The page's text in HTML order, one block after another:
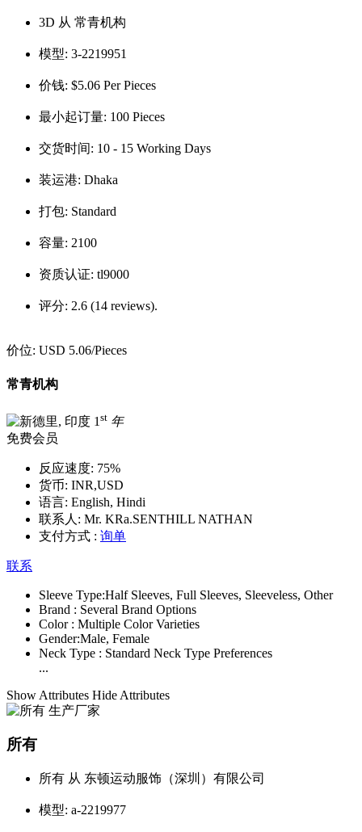
3D 从 常青机构
模型: 3-2219951
价钱: $5.06 Per Pieces
最小起订量: 100 Pieces
交货时间: 10 - 15 Working Days
装运港: Dhaka
打包: Standard
容量: 2100
资质认证: tl9000
评分: 2.6 (14 reviews).
价位: USD 5.06/Pieces
常青机构
1 st 年
免费会员
反应速度: 75%
货币: INR,USD
语言: English, Hindi
联系人: Mr. KRa.SENTHILL NATHAN
支付方式 : 询单
联系
Sleeve Type:Half Sleeves, Full Sleeves, Sleeveless, Other
Brand : Several Brand Options
Color : Multiple Color Varieties
Gender:Male, Female
Neck Type : Standard Neck Type Preferences
...
Show Attributes Hide Attributes
所有
所有 从 东顿运动服饰（深圳）有限公司
模型: a-2219977